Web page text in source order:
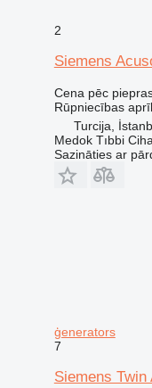
2
Siemens
Cena pēc
Rūpniecības
Turcija,
Medok Tıbbi
Sazināties ar
ģenerators
7
Siemens Twin